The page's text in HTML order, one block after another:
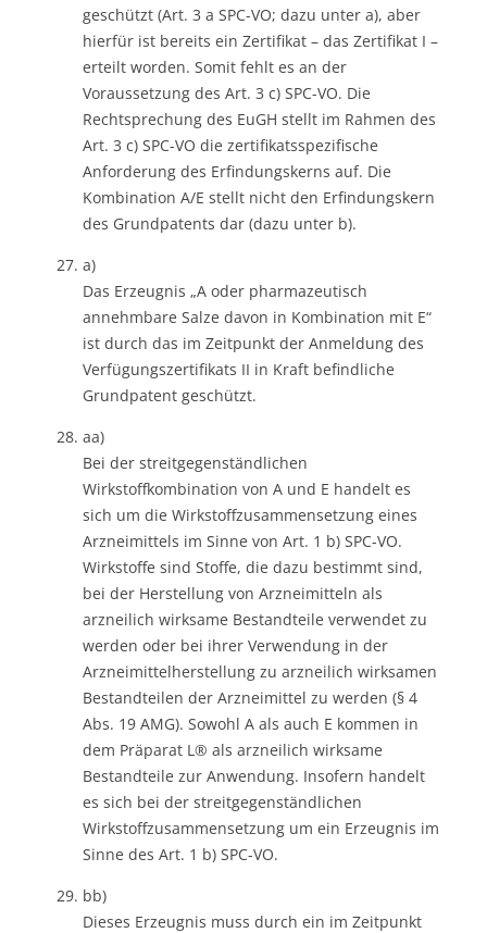
geschützt (Art. 3 a SPC-VO; dazu unter a), aber
hierfür ist bereits ein Zertifikat – das Zertifikat I –
erteilt worden. Somit fehlt es an der
Voraussetzung des Art. 3 c) SPC-VO. Die
Rechtsprechung des EuGH stellt im Rahmen des
Art. 3 c) SPC-VO die zertifikatsspezifische
Anforderung des Erfindungskerns auf. Die
Kombination A/E stellt nicht den Erfindungskern
des Grundpatents dar (dazu unter b).
a)
Das Erzeugnis „A oder pharmazeutisch
annehmbare Salze davon in Kombination mit E“
ist durch das im Zeitpunkt der Anmeldung des
Verfügungszertifikats II in Kraft befindliche
Grundpatent geschützt.
aa)
Bei der streitgegenständlichen
Wirkstoffkombination von A und E handelt es
sich um die Wirkstoffzusammensetzung eines
Arzneimittels im Sinne von Art. 1 b) SPC-VO.
Wirkstoffe sind Stoffe, die dazu bestimmt sind,
bei der Herstellung von Arzneimitteln als
arzneilich wirksame Bestandteile verwendet zu
werden oder bei ihrer Verwendung in der
Arzneimittelherstellung zu arzneilich wirksamen
Bestandteilen der Arzneimittel zu werden (§ 4
Abs. 19 AMG). Sowohl A als auch E kommen in
dem Präparat L® als arzneilich wirksame
Bestandteile zur Anwendung. Insofern handelt
es sich bei der streitgegenständlichen
Wirkstoffzusammensetzung um ein Erzeugnis im
Sinne des Art. 1 b) SPC-VO.
bb)
Dieses Erzeugnis muss durch ein im Zeitpunkt